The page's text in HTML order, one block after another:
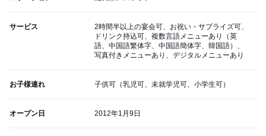
サービス
2時間半以上の宴会可、お祝い・サプライズ可、
ドリンク持込可、複数言語メニューあり（英
語、中国語繁体字、中国語簡体字、韓国語）、
写真付きメニューあり、デジタルメニューあり
お子様連れ 子供可（乳児可、未就学児可、小学生可）
オープン日 2012年1月9日